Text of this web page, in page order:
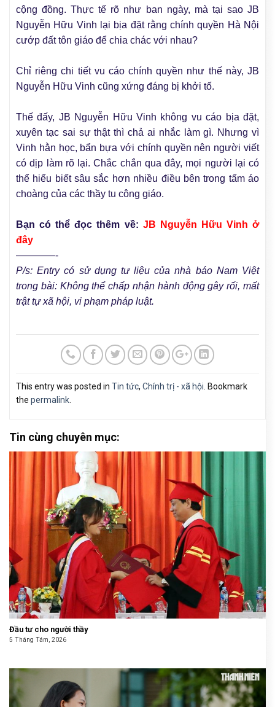
cộng đồng. Thực tế rõ như ban ngày, mà tại sao JB
Nguyễn Hữu Vinh lại bịa đặt rằng chính quyền Hà Nội
cướp đất tôn giáo để chia chác với nhau?
Chỉ riêng chi tiết vu cáo chính quyền như thế này, JB
Nguyễn Hữu Vinh cũng xứng đáng bị khởi tố.
Thế đấy, JB Nguyễn Hữu Vinh không vu cáo bịa đặt,
xuyên tạc sai sự thật thì chả ai nhắc làm gì. Nhưng vì
Vinh hằn học, bẩn bựa với chính quyền nên người viết
có dịp làm rõ lại. Chắc chắn qua đây, mọi người lại có
thể hiểu biết sâu sắc hơn nhiều điều bên trong tấm áo
choàng của các thầy tu công giáo.
Bạn có thể đọc thêm về: JB Nguyễn Hữu Vinh ở
đây
————-
P/s: Entry có sử dụng tư liệu của nhà báo Nam Việt
trong bài: Không thể chấp nhận hành động gây rối, mất
trật tự xã hội, vi phạm pháp luật.
This entry was posted in Tin tức, Chính trị - xã hội . Bookmark
the permalink
Tin cùng chuyên mục:
Đầu tư cho người thầy
5 Tháng Tám, 2026